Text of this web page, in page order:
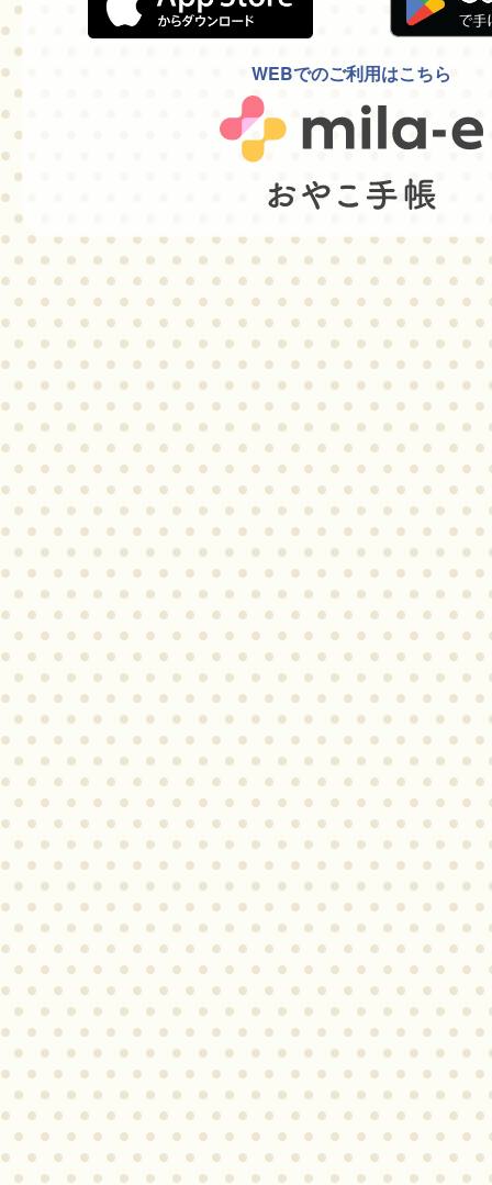
WEBでのご利用はこちら